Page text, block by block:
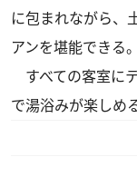
に包まれながら、
アンを堪能できる。
すべての客室に
で湯浴みが楽しめる